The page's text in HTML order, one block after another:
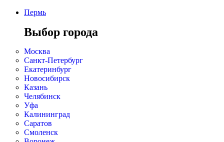
Пермь
Выбор города
Москва
Санкт-Петербург
Екатеринбург
Новосибирск
Казань
Челябинск
Уфа
Калининград
Саратов
Смоленск